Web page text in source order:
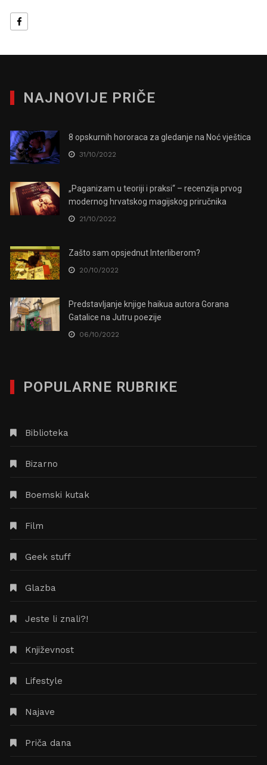
NAJNOVIJE PRIČE
8 opskurnih hororaca za gledanje na Noć vještica
31/10/2022
„Paganizam u teoriji i praksi“ – recenzija prvog
modernog hrvatskog magijskog priručnika
21/10/2022
Zašto sam opsjednut Interliberom?
20/10/2022
Predstavljanje knjige haikua autora Gorana
Gatalice na Jutru poezije
06/10/2022
POPULARNE RUBRIKE
Biblioteka
Bizarno
Boemski kutak
Film
Geek stuff
Glazba
Jeste li znali?!
Književnost
Lifestyle
Najave
Priča dana